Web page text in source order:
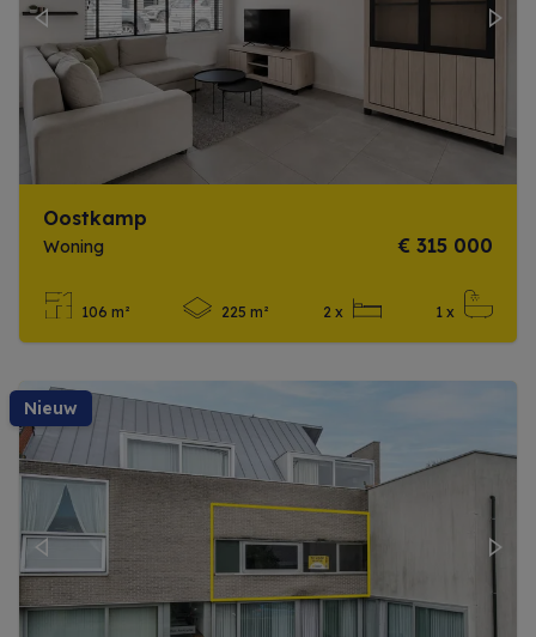
Previous Next
Oostkamp
Woning € 315 000
106 m² 225 m² 2 x 1 x
nieuw
Previous Next